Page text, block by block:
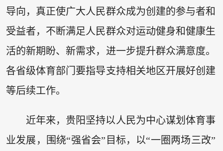
导向，真正使广大人民群众成为创建的参与者和
受益者，不断满足人民群众对运动健身和健康生
活的新期盼、新需求，进一步提升群众满意度。
各省级体育部门要指导支持相关地区开展好创建
等后续工作。
近年来，贵阳坚持以人民为中心谋划体育事
业发展，围绕“强省会”目标，以“一圈两场三改”